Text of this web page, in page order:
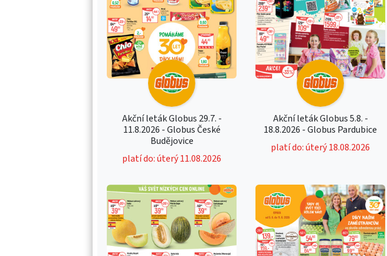
Akční leták Globus 29.7. -
11.8.2026 - Globus České
Budějovice
platí do: úterý 11.08.2026
Akční leták Globus 5.8. -
18.8.2026 - Globus Pardubice
platí do: úterý 18.08.2026